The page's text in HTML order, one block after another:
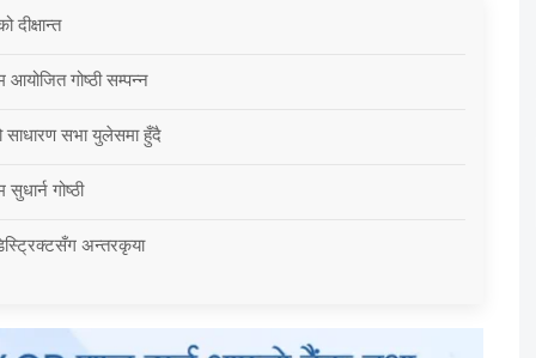
दीक्षान्त
आयोजित गोष्ठी सम्पन्न
सभा युलेसमा हुँदै
गोष्ठी
अन्तरकृया